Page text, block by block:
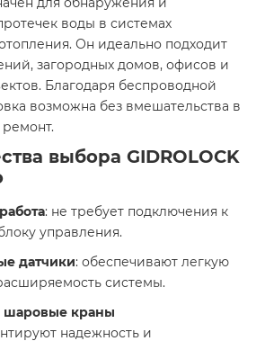
воды в системах
Он идеально подходит
загородных домов, офисов и
Благодаря беспроводной
возможна без вмешательства в
выбора GIDROLOCK
: не требует подключения к
управления.
датчики: обеспечивают легкую
системы.
шаровые краны
надежность и